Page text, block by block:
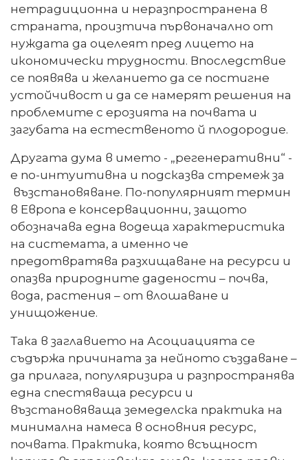
нетрадиционна и неразпространена в
страната, произтича първоначално от
нуждата да оцелеят пред лицето на
икономически трудности. Впоследствие
се появява и желанието да се постигне
устойчивост и да се намерят решения на
проблемите с ерозията на почвата и
загубата на естественото й плодородие.
Другата дума в името - „регенеративни“ -
е по-интуитивна и подсказва стремеж за
възстановяване. По-популярният термин
в Европа е консервационни, защото
обозначава една водеща характеристика
на системата, а именно че
предотвратява разхищаване на ресурси и
опазва природните дадености – почва,
вода, растения – от влошаване и
унищожение.
Така в заглавието на Асоциацията се
съдържа причината за нейното създаване –
да прилага, популяризира и разпространява
една спестяваща ресурси и
възстановяваща земеделска практика на
минимална намеса в основния ресурс,
почвата. Практика, която всъщност